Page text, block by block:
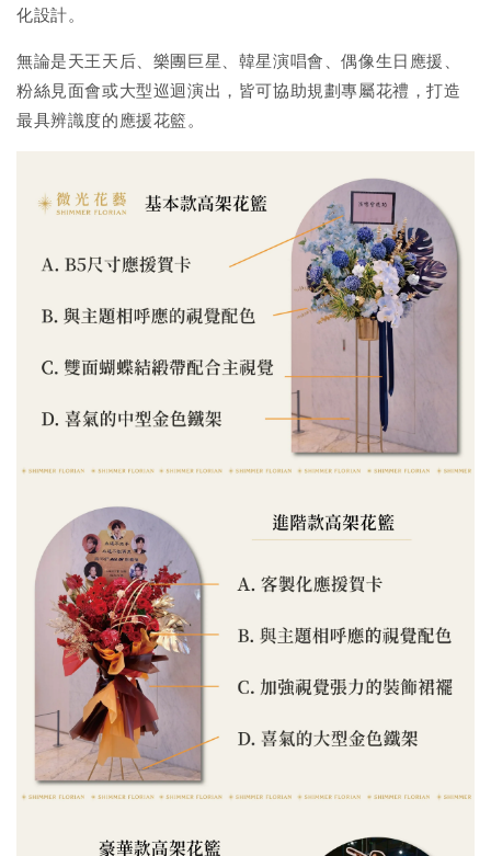
化設計。
無論是天王天后、樂團巨星、韓星演唱會、偶像生日應援、
粉絲見面會或大型巡迴演出，皆可協助規劃專屬花禮，打造
最具辨識度的應援花籃。